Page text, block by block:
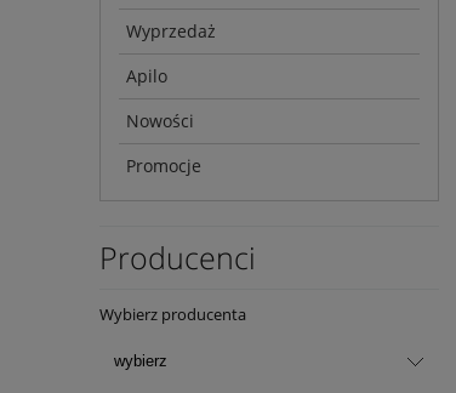
Wyprzedaż
Apilo
Nowości
Promocje
Producenci
Wybierz producenta